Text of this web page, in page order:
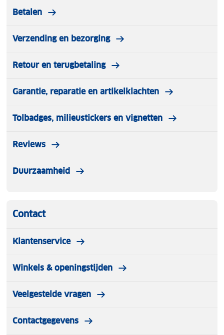
Betalen
Verzending en bezorging
Retour en terugbetaling
Garantie, reparatie en artikelklachten
Tolbadges, milieustickers en vignetten
Reviews
Duurzaamheid
Contact
Klantenservice
Winkels & openingstijden
Veelgestelde vragen
Contactgegevens